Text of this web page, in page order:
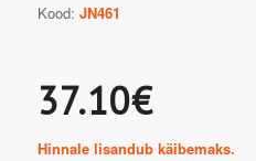
Kood: JN461
37.10€
Hinnale lisandub käibemaks.